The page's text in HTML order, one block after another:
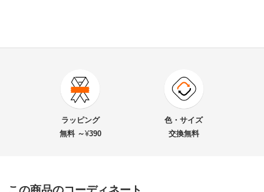
900-1862-01
CLAUDIA/クラウディア パンチングレザー ショルダー
バッグ （イタリア製）
ラッピング
無料 ～¥390
色・サイズ
交換無料